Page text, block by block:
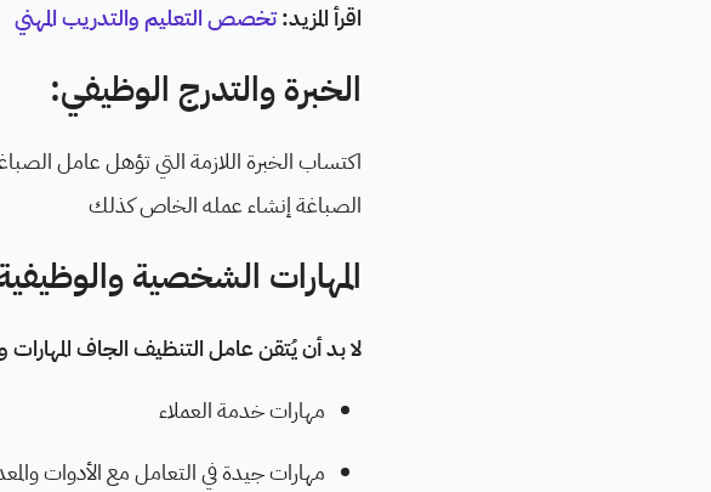
اقرأ المزيد:تخصص التعليم والتدريب المهني
الخبرة والتدرج الوظيفي:
اكتساب الخبرة اللازمة التي تؤهل عامل
الصباغة إنشاء عمله الخاص كذلك
المهارات الشخصية
لا بد أن يُتقن عامل التنظيف الجاف المهارات
مهارات خدمة العملاء
مهارات جيدة في التعامل مع الأدوات